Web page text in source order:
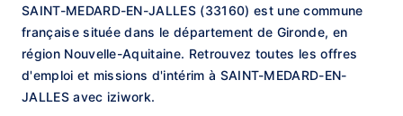
SAINT-MEDARD-EN-JALLES (33160) est une commune
française située dans le département de Gironde, en
région Nouvelle-Aquitaine. Retrouvez toutes les offres
d'emploi et missions d'intérim à SAINT-MEDARD-EN-
JALLES avec iziwork.